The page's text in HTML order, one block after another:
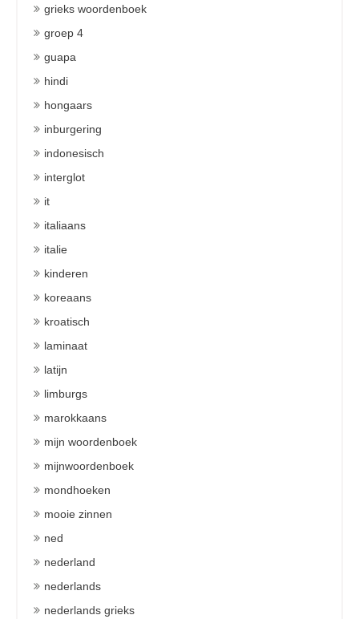
grieks woordenboek
groep 4
guapa
hindi
hongaars
inburgering
indonesisch
interglot
it
italiaans
italie
kinderen
koreaans
kroatisch
laminaat
latijn
limburgs
marokkaans
mijn woordenboek
mijnwoordenboek
mondhoeken
mooie zinnen
ned
nederland
nederlands
nederlands grieks